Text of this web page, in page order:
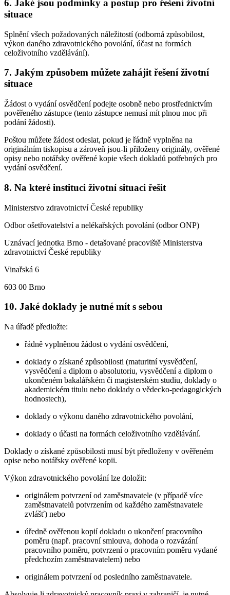
6. Jaké jsou podmínky a postup pro řešení životní
situace
Splnění všech požadovaných náležitostí (odborná způsobilost,
výkon daného zdravotnického povolání, účast na formách
celoživotního vzdělávání).
7. Jakým způsobem můžete zahájit řešení životní
situace
Žádost o vydání osvědčení podejte osobně nebo prostřednictvím
pověřeného zástupce (tento zástupce nemusí mít plnou moc při
podání žádosti).
Poštou můžete žádost odeslat, pokud je řádně vyplněna na
originálním tiskopisu a zároveň jsou-li přiloženy originály, ověřené
opisy nebo notářsky ověřené kopie všech dokladů potřebných pro
vydání osvědčení.
8. Na které instituci životní situaci řešit
Ministerstvo zdravotnictví České republiky
Odbor ošetřovatelství a nelékařských povolání (odbor ONP)
Uznávací jednotka Brno - detašované pracoviště Ministerstva
zdravotnictví České republiky
Vinařská 6
603 00 Brno
10. Jaké doklady je nutné mít s sebou
Na úřadě předložte:
řádně vyplněnou žádost o vydání osvědčení,
doklady o získané způsobilosti (maturitní vysvědčení,
vysvědčení a diplom o absolutoriu, vysvědčení a diplom o
ukončeném bakalářském či magisterském studiu, doklady o
akademickém titulu nebo doklady o vědecko-pedagogických
hodnostech),
doklady o výkonu daného zdravotnického povolání,
doklady o účasti na formách celoživotního vzdělávání.
Doklady o získané způsobilosti musí být předloženy v ověřeném
opise nebo notářsky ověřené kopii.
Výkon zdravotnického povolání lze doložit:
originálem potvrzení od zaměstnavatele (v případě více
zaměstnavatelů potvrzením od každého zaměstnavatele
zvlášť) nebo
úředně ověřenou kopií dokladu o ukončení pracovního
poměru (např. pracovní smlouva, dohoda o rozvázání
pracovního poměru, potvrzení o pracovním poměru vydané
předchozím zaměstnavatelem) nebo
originálem potvrzení od posledního zaměstnavatele.